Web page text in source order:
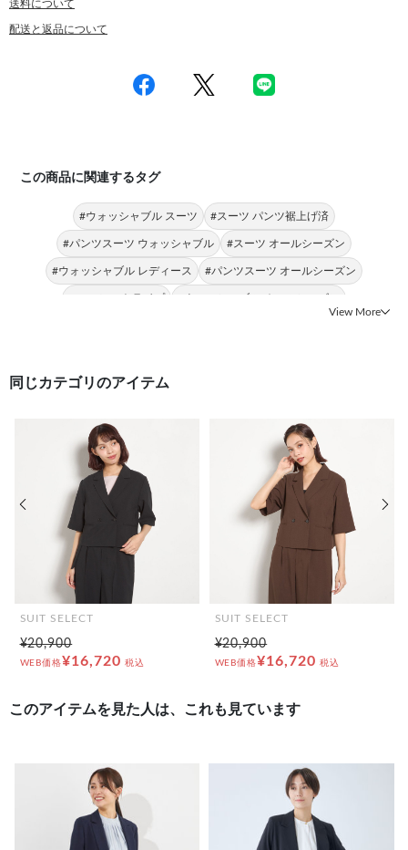
送料について
配送と返品について
この商品に関連するタグ
#ウォッシャブル スーツ #スーツ パンツ裾上げ済
#パンツスーツ ウォッシャブル #スーツ オールシーズン
#ウォッシャブル レディース #パンツスーツ オールシーズン
#スーツ ストライプ #ウォッシャブル オールシーズン
View More
同じカテゴリのアイテム
SUIT SELECT
¥20,900
WEB価格¥16,720 税込
SUIT SELECT
¥20,900
WEB価格¥16,720 税込
前の画像
このアイテムを見た人は、これも見ています